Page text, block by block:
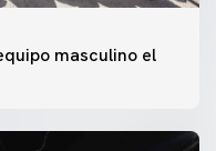
masculino el